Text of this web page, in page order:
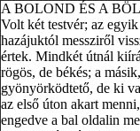
A BOLOND ÉS A
Volt két testvér; az
hazájuktól messziről
értek. Mindkét útnál
rögös, de békés; a
gyönyörködtető, de ki
az első úton akart
engedve a bal oldalin